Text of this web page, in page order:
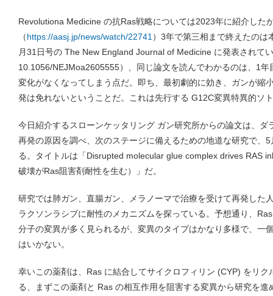
Revolutiona Medicine の抗Ras戦略については2023年に紹介した
（https://aasj.jp/news/watch/22741 ）3年で第三相まで終えたのは
月31日号の The New England Journal of Medicine に発表されて
10.1056/NEJMoa2605555）、同じ論文を読んでわかるのは、1
変化がなくなってしまう点だ。即ち、最初劇的に効き、ガンが縮
発は免れないということだ。これは先行する G12C変異特異的ソ
今日紹介するスローンケッタリング ガン研究所からの論文は、ダ
再発の原因を調べ、次のステージに備えるための地道な研究で、
る。タイトルは「Disrupted molecular glue complex drives RAS
破壊がRas阻害剤耐性を生む）」だ。
研究では肺ガン、直腸ガン、メラノーマで治療を受けて再発した
ラクソンラシブに耐性のメカニズムを探っている。予想通り、
分子の変異が多く見られるが、変異のタイプはかなり多様で、一
はいかない。
幸いこの薬剤は、Ras に結合してサイクロフィリン (CYP) をリ
る、まずこの薬剤と Ras の相互作用を阻害する変異から研究を